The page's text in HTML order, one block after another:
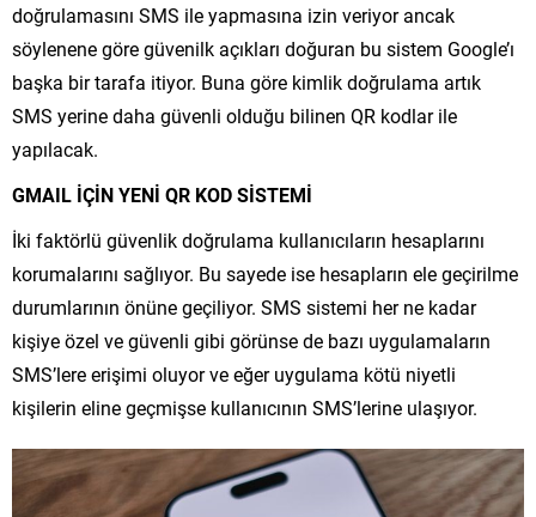
doğrulamasını SMS ile yapmasına izin veriyor ancak
söylenene göre güvenilk açıkları doğuran bu sistem Google’ı
başka bir tarafa itiyor. Buna göre kimlik doğrulama artık
SMS yerine daha güvenli olduğu bilinen QR kodlar ile
yapılacak.
GMAIL İÇİN YENİ QR KOD SİSTEMİ
İki faktörlü güvenlik doğrulama kullanıcıların hesaplarını
korumalarını sağlıyor. Bu sayede ise hesapların ele geçirilme
durumlarının önüne geçiliyor. SMS sistemi her ne kadar
kişiye özel ve güvenli gibi görünse de bazı uygulamaların
SMS’lere erişimi oluyor ve eğer uygulama kötü niyetli
kişilerin eline geçmişse kullanıcının SMS’lerine ulaşıyor.